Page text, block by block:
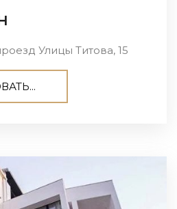
Улицы Титова, 15